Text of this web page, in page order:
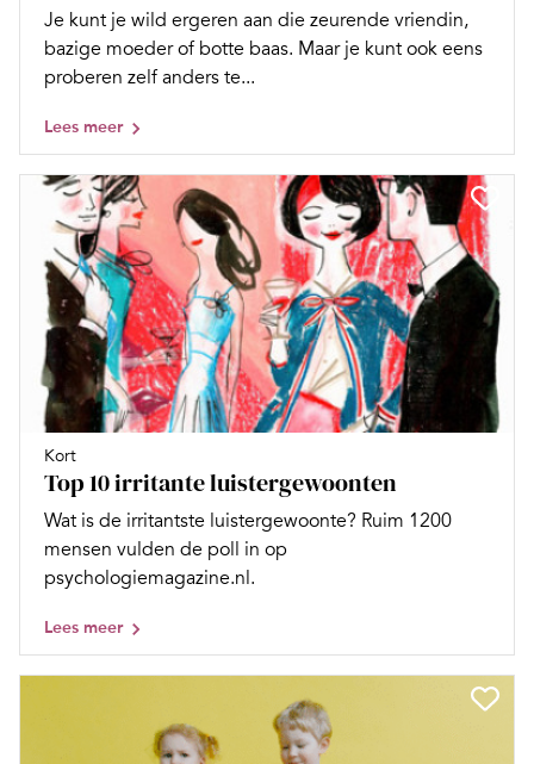
Je kunt je wild ergeren aan die zeurende vriendin,
bazige moeder of botte baas. Maar je kunt ook eens
proberen zelf anders te...
Lees meer
Kort
Top 10 irritante luistergewoonten
Wat is de irritantste luistergewoonte? Ruim 1200
mensen vulden de poll in op
psychologiemagazine.nl.
Lees meer